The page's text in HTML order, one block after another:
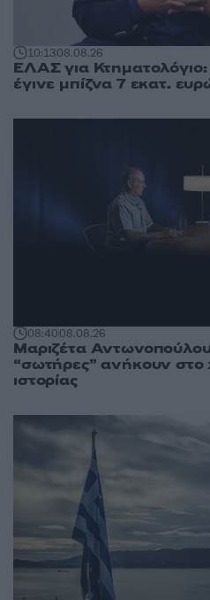
10:1308.08.26
ΕΛΑΣ για
έγινε μπίζνα 7 εκατ.
08:4008.08.26
Μαριζέτα
“σωτήρες” ανήκουν στο
ιστορίας